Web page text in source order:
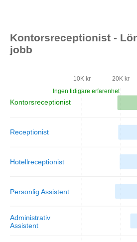
Kontorsreceptionist -
jobb
Kontorsreceptionist
Receptionist
Hotellreceptionist
Personlig Assistent
Administrativ
Assistent
10K kr 20K kr
Ingen tidigare erfarenhet